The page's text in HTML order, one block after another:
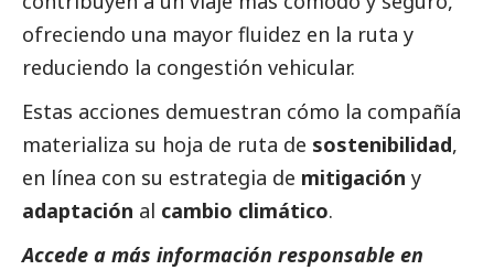
ofreciendo una mayor fluidez en la ruta y
reduciendo la congestión vehicular.
Estas acciones demuestran cómo la compañía
materializa su hoja de ruta de sostenibilidad,
en línea con su estrategia de mitigación y
adaptación al cambio climático.
Accede a más información responsable en